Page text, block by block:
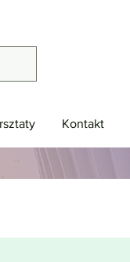
Kontakt